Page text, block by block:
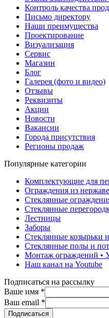
Контроль качества
Письмо директору
Наши преимущества
Проектирование
Визуализация
Сервис
Магазин
Блог
Галерея (фото и видео)
Отзывы
Реквизиты
Акции
Новости
Вакансии
Города присутствия
Регионы продаж
Популярные категории
Комплектующие для
Ограждения из
Стеклянные
Стеклянные
Лестницы
Заборы
Стеклянные козырьки
Стеклянные полы и
Монтаж ограждений •
Наш канал на Youtube
Подписаться на рассылку
Ваше имя *
Ваш email *